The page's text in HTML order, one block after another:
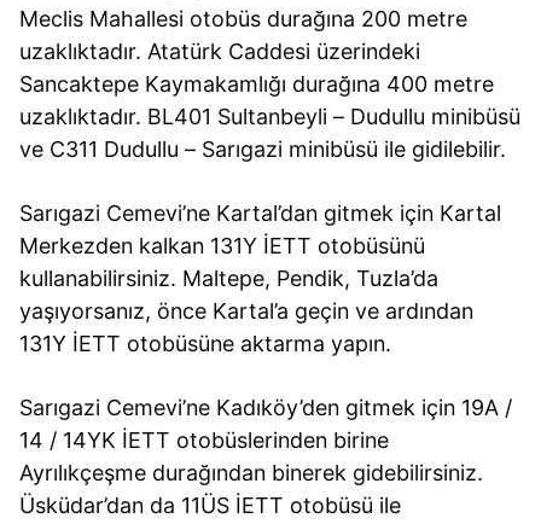
Meclis Mahallesi otobüs durağına 200 metre
uzaklıktadır. Atatürk Caddesi üzerindeki
Sancaktepe Kaymakamlığı durağına 400 metre
uzaklıktadır. BL401 Sultanbeyli – Dudullu minibüsü
ve C311 Dudullu – Sarıgazi minibüsü ile gidilebilir.
Sarıgazi Cemevi’ne Kartal’dan gitmek için Kartal
Merkezden kalkan 131Y İETT otobüsünü
kullanabilirsiniz. Maltepe, Pendik, Tuzla’da
yaşıyorsanız, önce Kartal’a geçin ve ardından
131Y İETT otobüsüne aktarma yapın.
Sarıgazi Cemevi’ne Kadıköy’den gitmek için 19A /
14 / 14YK İETT otobüslerinden birine
Ayrılıkçeşme durağından binerek gidebilirsiniz.
Üsküdar’dan da 11ÜS İETT otobüsü ile